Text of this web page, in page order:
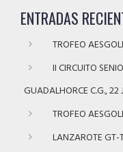
ENTRADAS
TROFEO
II CIRCUITO
GUADALHORCE C.G., 22
TROFEO
LANZAROTE GT-